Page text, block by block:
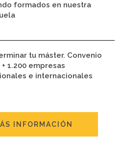
formados en nuestra
tu máster. Convenio
1.200 empresas
e internacionales
INFORMACIÓN